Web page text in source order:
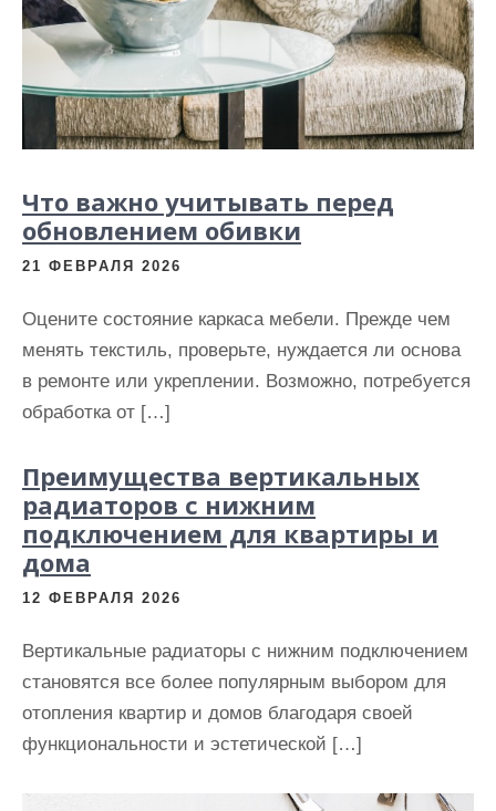
Что важно учитывать перед
обновлением обивки
21 ФЕВРАЛЯ 2026
Оцените состояние каркаса мебели. Прежде чем
менять текстиль, проверьте, нуждается ли основа
в ремонте или укреплении. Возможно, потребуется
обработка от […]
Преимущества вертикальных
радиаторов с нижним
подключением для квартиры и
дома
12 ФЕВРАЛЯ 2026
Вертикальные радиаторы с нижним подключением
становятся все более популярным выбором для
отопления квартир и домов благодаря своей
функциональности и эстетической […]